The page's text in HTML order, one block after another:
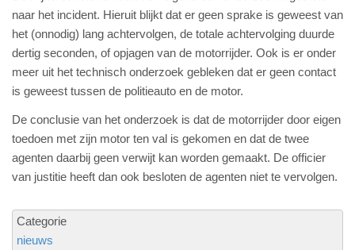
naar het incident. Hieruit blijkt dat er geen sprake is geweest van
het (onnodig) lang achtervolgen, de totale achtervolging duurde
dertig seconden, of opjagen van de motorrijder. Ook is er onder
meer uit het technisch onderzoek gebleken dat er geen contact
is geweest tussen de politieauto en de motor.
De conclusie van het onderzoek is dat de motorrijder door eigen
toedoen met zijn motor ten val is gekomen en dat de twee
agenten daarbij geen verwijt kan worden gemaakt. De officier
van justitie heeft dan ook besloten de agenten niet te vervolgen.
Categorie
nieuws